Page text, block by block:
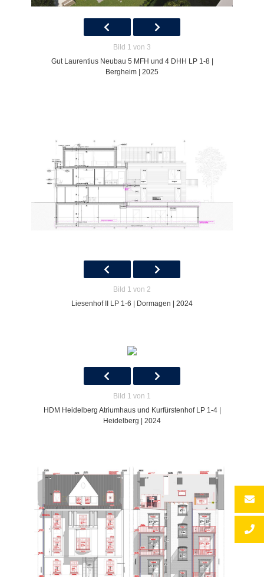
Bild 1 von 3
Gut Laurentius Neubau 5 MFH und 4 DHH LP 1-8 |
Bergheim | 2025
Bild 1 von 2
Liesenhof II LP 1-6 | Dormagen | 2024
Bild 1 von 1
HDM Heidelberg Atriumhaus und Kurfürstenhof LP 1-4 |
Heidelberg | 2024